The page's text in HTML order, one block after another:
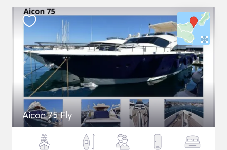
Aicon 75 Fly